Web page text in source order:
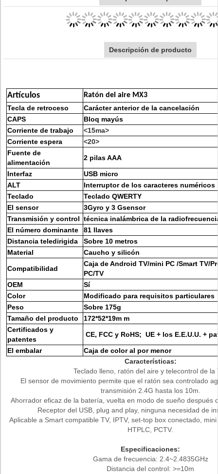
Descripción de producto
Artículos
Ratón del aire MX3
Tecla de retroceso
Carácter anterior de la cancelación
CAPS
Bloq mayús
Corriente de trabajo
<15ma>
Corriente espera
<20>
Fuente de
alimentación
2 pilas AAA
Interfaz
USB micro
ALT
Interruptor de los caracteres numéricos
Teclado
Teclado QWERTY
El sensor
3Gyro y 3 Gsensor
Transmisión y control técnica inalámbrica de la
El número dominante
81 llaves
Distancia teledirigida
Sobre 10 metros
Material
Caucho y silicón
Compatibilidad
Caja de Android TV/mini PC /Smart TV/
PC/TV
OEM
Sí
Color
Modificado para requisitos particulares
Peso
Sobre 175g
Tamaño del producto
172*52*19m m
Certificados y
patentes
CE, FCC y RoHS; UE + los E.E.U.U. +
El embalar
Caja de color al por menor
Características:
Teclado lleno, ratón del aire y telecontrol de la
El sensor de movimiento permite que el ratón sea controlado
transmisión 2.4G hasta los 10m.
Ahorrador eficaz de la batería, vuelta en modo de sueño después
Receptor del USB, plug and play, ninguna necesidad de
Aplicable a Smart compatible TV, IPTV, set-top box conectado,
HTPLC, PCTV.
Especificaciones:
Gama de frecuencia: 2.4~2.4835GHz
Distancia del control: >=10m